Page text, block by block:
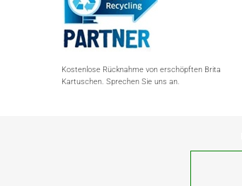
Kostenlose Rücknahme von erschöpften Brita
Kartuschen. Sprechen Sie uns an.